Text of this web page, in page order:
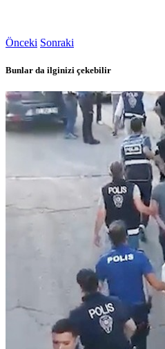
Önceki Sonraki
Bunlar da ilginizi çekebilir